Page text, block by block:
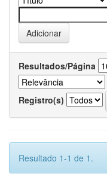
Resultados/Página
Registro(s)
Resultado 1-1 de 1.